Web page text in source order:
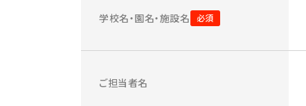
学校名・園名・施設名
ご担当者名